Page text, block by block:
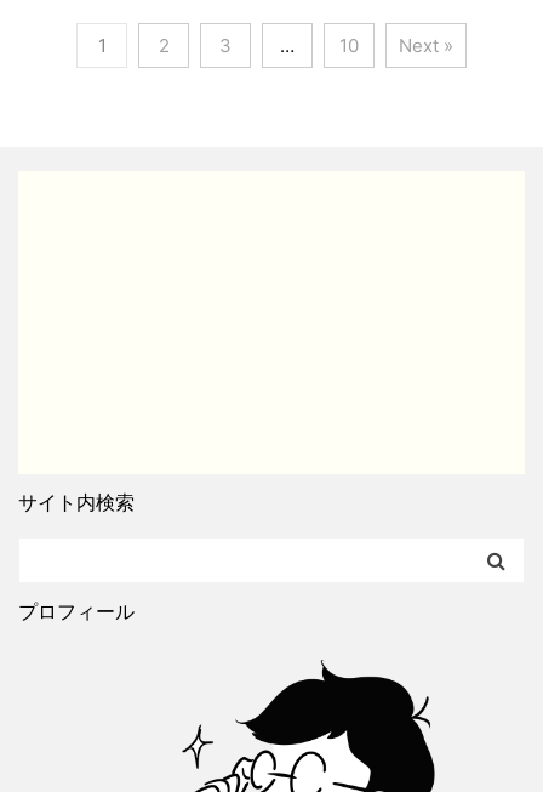
1 2 3 … 10 Next »
サイト内検索
プロフィール